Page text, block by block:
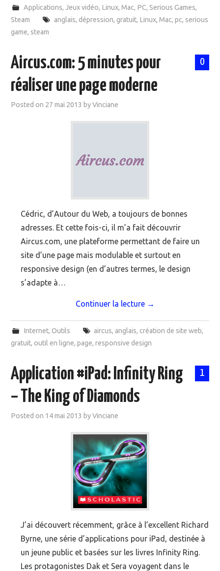
Applications, Jeux vidéo, Linux, Mac, PC, Serious Games,
Steam
anglais, dépression, gratuit, Linux, Mac, pc, serious
game, steam
0
Aircus.com: 5 minutes pour
réaliser une page moderne
Posted on 27 mai 2013 byVinciane
Cédric, d’Autour du Web, a toujours de bonnes
adresses. Et cette fois-ci, il m’a fait découvrir
Aircus.com, une plateforme permettant de faire un
site d’une page mais modulable et surtout en
responsive design (en d’autres termes, le design
s’adapte à…
Continuer la lecture →
Internet, Outils aircus, anglais, création de site web,
gratuit,outil en ligne,page,responsive design
1
Application #iPad: Infinity Ring
– The King of Diamonds
Posted on 14 mai 2013 byVinciane
J’ai découvert récemment, grâce à l’excellent Richard
Byrne, une série d’applications pour iPad, destinée à
un jeune public et basées sur les livres Infinity Ring.
Les protagonistes Dak et Sera voyagent dans le